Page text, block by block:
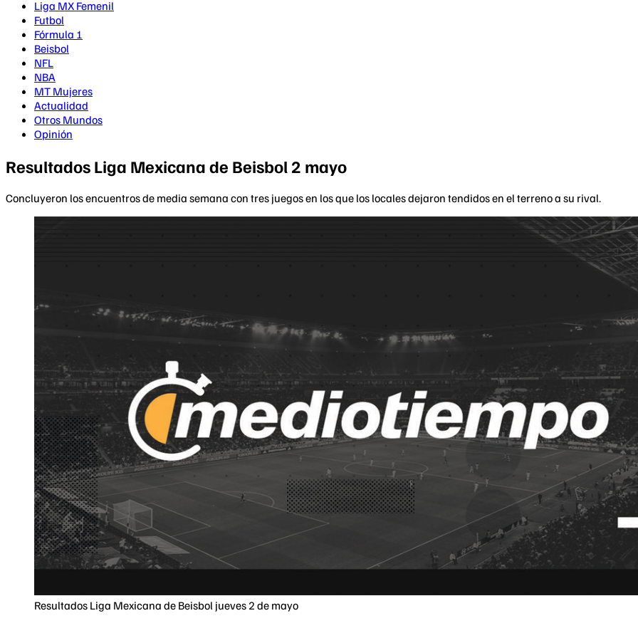
Liga MX Femenil
Futbol
Fórmula 1
Beisbol
NFL
NBA
MT Mujeres
Actualidad
Otros Mundos
Opinión
Resultados Liga Mexicana de Beisbol 2 mayo
Concluyeron los encuentros de media semana con tres juegos en los que los locales dejaron tendidos en el terreno a su rival.
Resultados Liga Mexicana de Beisbol jueves 2 de mayo